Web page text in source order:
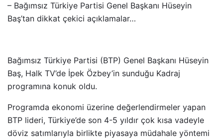
– Bağımsız Türkiye Partisi Genel Başkanı Hüseyin
Baş’tan dikkat çekici açıklamalar…
Bağımsız Türkiye Partisi (BTP) Genel Başkanı Hüseyin
Baş, Halk TV’de İpek Özbey’in sunduğu Kadraj
programına konuk oldu.
Programda ekonomi üzerine değerlendirmeler yapan
BTP lideri, Türkiye’de son 4-5 yıldır çok kısa vadeyle
döviz satımlarıyla birlikte piyasaya müdahale yöntemi